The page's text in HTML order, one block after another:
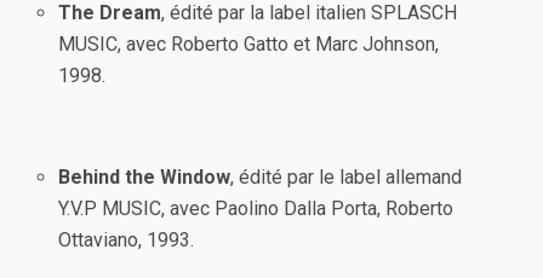
The Dream, édité par la label italien SPLASCH
MUSIC, avec Roberto Gatto et Marc Johnson,
1998.
Behind the Window, édité par le label allemand
Y.V.P MUSIC, avec Paolino Dalla Porta, Roberto
Ottaviano, 1993.